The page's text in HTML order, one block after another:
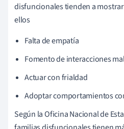
disfuncionales tienden a
ellos
Falta de empatía
Fomento de interacciones
Actuar con frialdad
Adoptar comportamientos
Según laOficina Nacional de